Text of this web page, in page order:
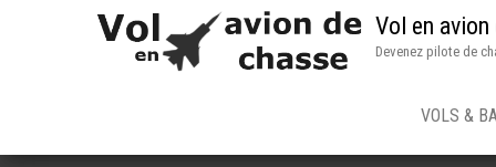
Vol en
Devenez pilote de
VOLS &